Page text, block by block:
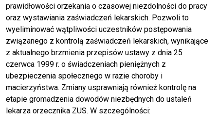
prawidłowości orzekania o czasowej niezdolności do pracy
oraz wystawiania zaświadczeń lekarskich. Pozwoli to
wyeliminować wątpliwości uczestników postępowania
związanego z kontrolą zaświadczeń lekarskich, wynikające
z aktualnego brzmienia przepisów ustawy z dnia 25
czerwca 1999 r. o świadczeniach pieniężnych z
ubezpieczenia społecznego w razie choroby i
macierzyństwa. Zmiany usprawniają również kontrolę na
etapie gromadzenia dowodów niezbędnych do ustaleń
lekarza orzecznika ZUS. W szczególności: